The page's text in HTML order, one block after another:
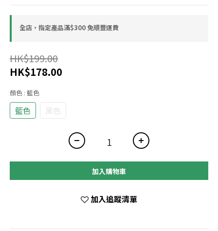
全店，指定產品滿$300 免順豐運費
HK$199.00
HK$178.00
顏色 : 籃色
籃色 黑色
加入購物車
加入追蹤清單